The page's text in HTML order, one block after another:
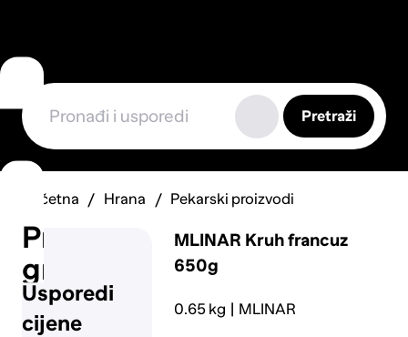
Usporedi
cijene
Prijavi
grešku
Pretraži
Početna Hrana Pekarski proizvodi
MLINAR Kruh francuz
650g
0.65 kg MLINAR